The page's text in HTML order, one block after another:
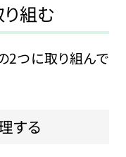
組む
2つに取り組んで
する